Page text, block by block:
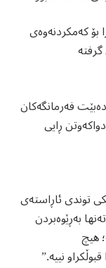
بۆ کەمکردنەوەی
فەرمانگەکان
ڕایی
توندی ئاڕاستەی
بەڕێوەبردن
هیچ
نییە.”